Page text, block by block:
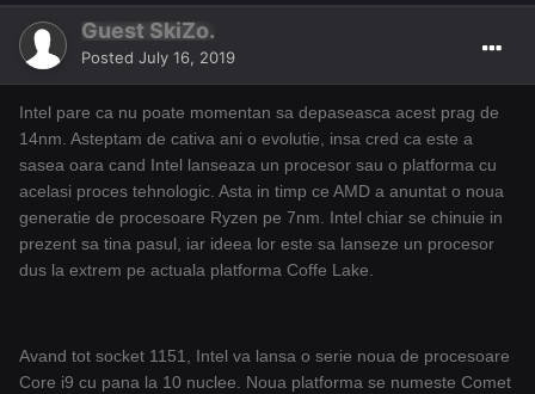
Guest SkiZo.
Posted July 16, 2019
Intel pare ca nu poate momentan sa depaseasca acest prag de
14nm. Asteptam de cativa ani o evolutie, insa cred ca este a
sasea oara cand Intel lanseaza un procesor sau o platforma cu
acelasi proces tehnologic. Asta in timp ce AMD a anuntat o noua
generatie de procesoare Ryzen pe 7nm. Intel chiar se chinuie in
prezent sa tina pasul, iar ideea lor este sa lanseze un procesor
dus la extrem pe actuala platforma Coffe Lake.
Avand tot socket 1151, Intel va lansa o serie noua de procesoare
Core i9 cu pana la 10 nuclee. Noua platforma se numeste Comet